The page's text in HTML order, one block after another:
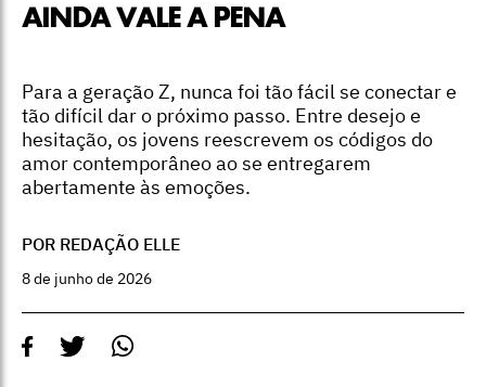
AINDA VALE A PENA
Para a geração Z, nunca foi tão fácil se conectar e
tão difícil dar o próximo passo. Entre desejo e
hesitação, os jovens reescrevem os códigos do
amor contemporâneo ao se entregarem
abertamente às emoções.
POR REDAÇÃO ELLE
8 de junho de 2026